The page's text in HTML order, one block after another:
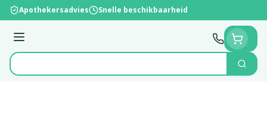
Ga naar de inhoud
Apothekersadvies Snelle beschikbaarheid
Menu
Product, merk, categorie...
Zoek